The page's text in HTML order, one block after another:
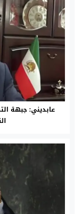
عابديني: جبهة